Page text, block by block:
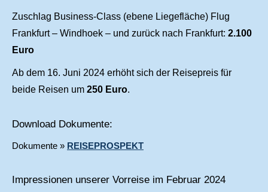
Zuschlag Business-Class (ebene Liegefläche) Flug
Frankfurt – Windhoek – und zurück nach Frankfurt: 2.100
Euro
Ab dem 16. Juni 2024 erhöht sich der Reisepreis für
beide Reisen um 250 Euro.
Download Dokumente:
Dokumente » REISEPROSPEKT
Impressionen unserer Vorreise im Februar 2024